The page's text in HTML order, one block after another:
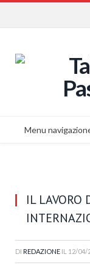
Menu
IL LAVORO
DI REDAZIONE IL 12/04/